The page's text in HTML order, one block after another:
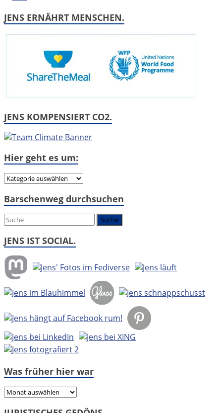
JENS ERNÄHRT MENSCHEN.
JENS KOMPENSIERT CO2.
Hier geht es um:
Hier
es
Barschenweg durchsuchen
JENS IST SOCIAL.
Was früher hier war
Was